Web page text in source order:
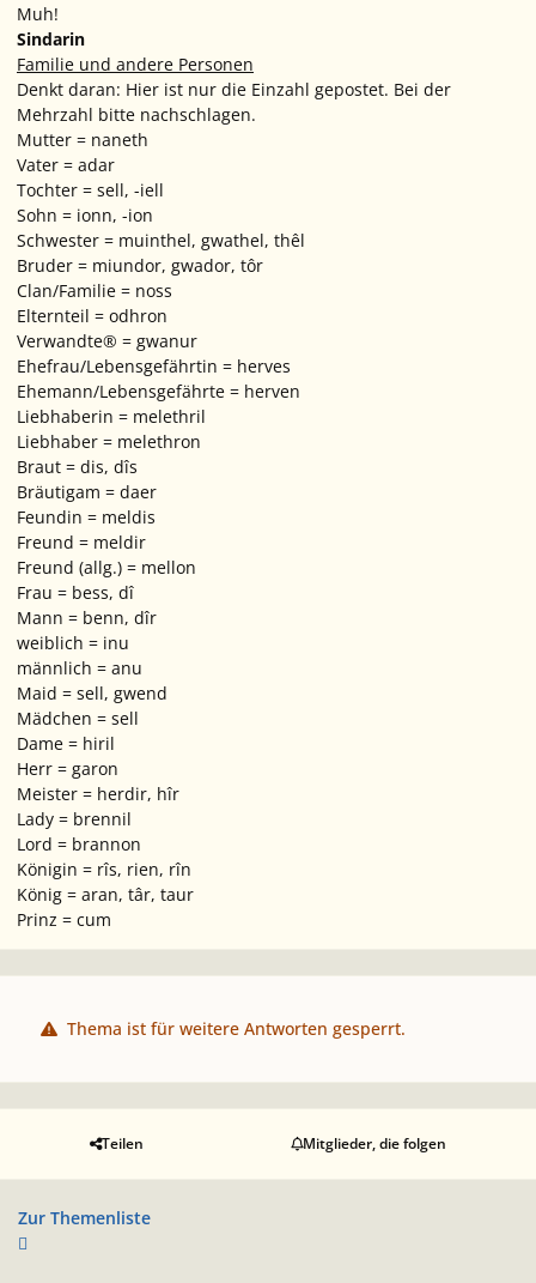
Muh!
Sindarin
Familie und andere Personen
Denkt daran: Hier ist nur die Einzahl gepostet. Bei der
Mehrzahl bitte nachschlagen.
Mutter = naneth
Vater = adar
Tochter = sell, -iell
Sohn = ionn, -ion
Schwester = muinthel, gwathel, thêl
Bruder = miundor, gwador, tôr
Clan/Familie = noss
Elternteil = odhron
Verwandte® = gwanur
Ehefrau/Lebensgefährtin = herves
Ehemann/Lebensgefährte = herven
Liebhaberin = melethril
Liebhaber = melethron
Braut = dis, dîs
Bräutigam = daer
Feundin = meldis
Freund = meldir
Freund (allg.) = mellon
Frau = bess, dî
Mann = benn, dîr
weiblich = inu
männlich = anu
Maid = sell, gwend
Mädchen = sell
Dame = hiril
Herr = garon
Meister = herdir, hîr
Lady = brennil
Lord = brannon
Königin = rîs, rien, rîn
König = aran, târ, taur
Prinz = cum
Thema ist für weitere Antworten gesperrt.
Teilen Mitglieder, die folgen
Zur Themenliste